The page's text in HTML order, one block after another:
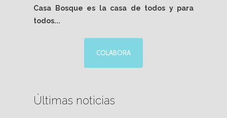
Casa Bosque es la casa de todos y para
todos...
COLABORA
Últimas noticias